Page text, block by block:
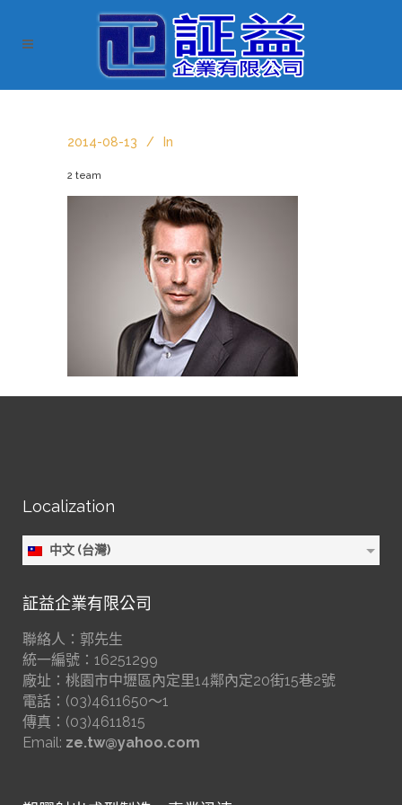
2014-08-13 In
2 team
Localization
中文 (台灣)
証益企業有限公司
聯絡人：郭先生
統一編號：16251299
廠址：桃園市中壢區內定里14鄰內定20街15巷2號
電話：(03)4611650～1
傳真：(03)4611815
Email: ze.tw@yahoo.com